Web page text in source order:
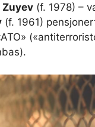
(f. 1978) –
(f. 1961)